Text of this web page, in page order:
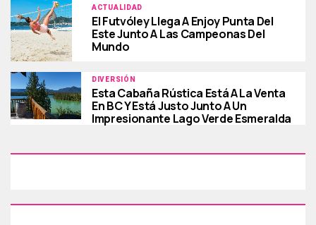
ACTUALIDAD
El Futvóley Llega A Enjoy Punta Del
Este Junto A Las Campeonas Del
Mundo
DIVERSIÓN
Esta Cabaña Rústica Está A La Venta
En BC Y Está Justo Junto A Un
Impresionante Lago Verde Esmeralda